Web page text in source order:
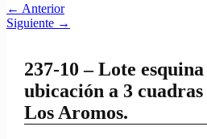
← Anterior
Siguiente →
237-10 – Lote
ubicación a 3
Los Aromos.